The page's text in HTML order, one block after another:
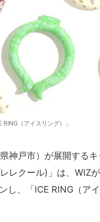
RING（アイスリング）」
神戸市）が展開するキ
レクール)」は、WIZ
し、「ICE RING（ア